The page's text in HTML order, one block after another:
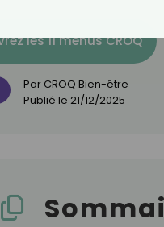
les 11 menus CROQ
Par CROQ Bien-être
Publié le 21/12/2025